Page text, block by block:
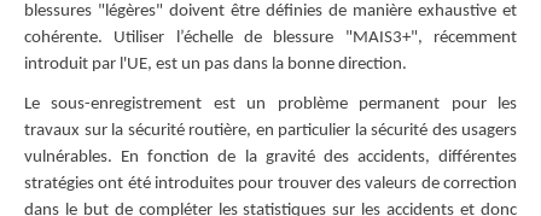
blessures "légères" doivent être définies de manière exhaustive et
cohérente. Utiliser l’échelle de blessure "MAIS3+", récemment
introduit par l'UE, est un pas dans la bonne direction.
Le sous-enregistrement est un problème permanent pour les
travaux sur la sécurité routière, en particulier la sécurité des usagers
vulnérables. En fonction de la gravité des accidents, différentes
stratégies ont été introduites pour trouver des valeurs de correction
dans le but de compléter les statistiques sur les accidents et donc